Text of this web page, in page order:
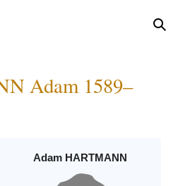
Adam 1589–
Adam HARTMANN